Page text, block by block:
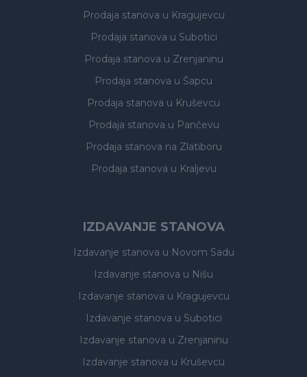
Prodaja stanova u Kragujevcu
Prodaja stanova u Subotici
Prodaja stanova u Zrenjaninu
Prodaja stanova u Šapcu
Prodaja stanova u Kruševcu
Prodaja stanova u Pančevu
Prodaja stanova na Zlatiboru
Prodaja stanova u Kraljevu
IZDAVANJE STANOVA
Izdavanje stanova u Novom Sadu
Izdavanje stanova u Nišu
Izdavanje stanova u Kragujevcu
Izdavanje stanova u Subotici
Izdavanje stanova u Zrenjaninu
Izdavanje stanova u Kruševcu